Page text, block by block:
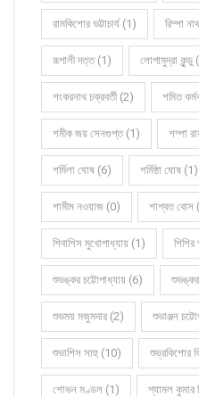
রামকিশোর ভট্টাচার্য (1) রিম্পা
রূপালী দত্ত (1) লোপামুদ্রা কুন্ডু
শংকরনাথ চক্রবর্তী (2) শমিত
শমীক জয় সেনগুপ্ত (1) শম্পা
শর্মিলা ঘোষ (6) শর্মিষ্ঠা ঘোষ (1)
শামীম নওয়াজ (0) শাশ্বত বোস
শিবাশিস মুখোপাধ্যায় (1)
শুভঙ্কর চট্টোপাধ্যায় (6)
শুভময় মজুমদার (2) শুভাঞ্জন
শুভাশিস সাহু (10) শুভ্রকিশোর
শোভন মণ্ডল (1) শ্যামল কুমার